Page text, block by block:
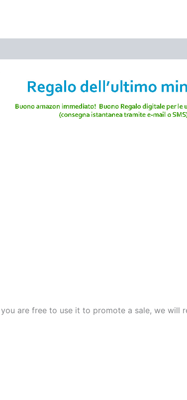
are free to use it to promote a sale, we will